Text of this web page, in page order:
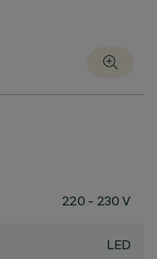
220 - 230 V
LED